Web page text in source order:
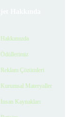
Hakkımızda
Ödüllerimiz
Reklam Çözümleri
Kurumsal Materyaller
İnsan Kaynakları